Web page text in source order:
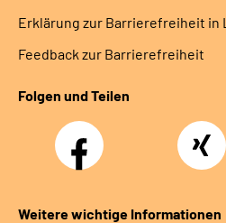
Erklärung zur Barrierefreiheit in
Feedback zur Barrierefreiheit
Folgen und Teilen
Facebook Xing
Weitere wichtige Informationen